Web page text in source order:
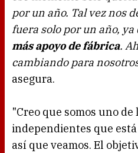
por un año. Tal vez nos
fuera solo por un año, ya
más apoyo de fábrica.
cambiando para
asegura.
"Creo que somos uno
independientes que
así que veamos. El